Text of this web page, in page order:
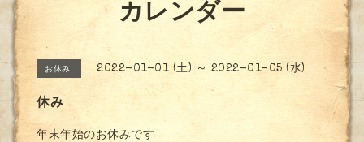
カレンダー
お休み 2022-01-01 (土) ～ 2022-01-05 (水)
休み
年末年始のお休みです